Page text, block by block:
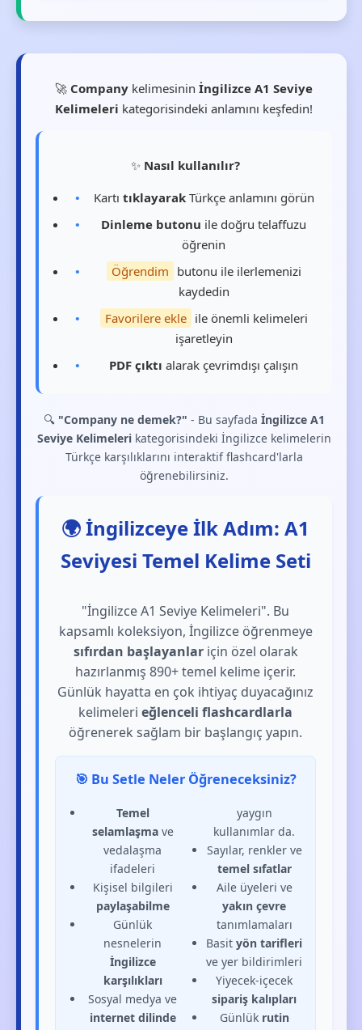
🚀 Company kelimesininİngilizce A1 Seviye
Kelimeleri kategorisindeki anlamını keşfedin!
✨ Nasıl kullanılır?
Kartı tıklayarakTürkçe anlamını görün
Dinleme butonu ile doğru telaffuzu
öğrenin
Öğrendim butonu ile ilerlemenizi
kaydedin
Favorilere ekle ile önemli kelimeleri
işaretleyin
PDF çıktı alarak çevrimdışı çalışın
🔍 "Company ne demek?" - Bu sayfada İngilizce A1
Seviye Kelimelerikategorisindeki İngilizce kelimelerin
Türkçe karşılıklarını interaktif flashcard'larla
öğrenebilirsiniz.
🌍 İngilizceye İlk Adım: A1
Seviyesi Temel Kelime Seti
"İngilizce A1 Seviye Kelimeleri". Bu
kapsamlı koleksiyon, İngilizce öğrenmeye
sıfırdan başlayanlariçin özel olarak
hazırlanmış 890+ temel kelime içerir.
Günlük hayatta en çok ihtiyaç duyacağınız
kelimelerieğlenceli flashcardlarla
öğrenerek sağlam bir başlangıç yapın.
🎯 Bu Setle Neler Öğreneceksiniz?
Temel
selamlaşmave
vedalaşma
ifadeleri
Kişisel bilgileri
paylaşabilme
Günlük
nesnelerin
İngilizce
karşılıkları
Sosyal medya ve
internet dilinde
yaygın
kullanımlar da.
Sayılar, renkler ve
temel sıfatlar
Aile üyeleri ve
yakın çevre
tanımlamaları
Basityön tarifleri
ve yer bildirimleri
Yiyecek-içecek
sipariş kalıpları
Günlük rutin